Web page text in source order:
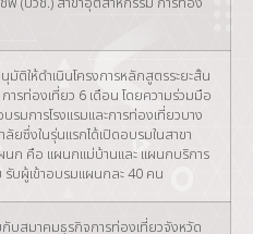
มัติให้ดำเนินโครงการหลักสูตรระยะสั้น
การท่องเที่ยว 6 เดือน โดยความร่วมมือ
รมการโรงแรมและการท่องเที่ยวบาง
ยซึ่งในรุ่นแรกได้เปิดอบรมในสาขา
ผนก คือ แผนกแม่บ้านและ แผนกบริการ
รับผู้เข้าอบรมแผนกละ 40 คน
บสมาคมธุรกิจการท่องเที่ยวจังหวัด